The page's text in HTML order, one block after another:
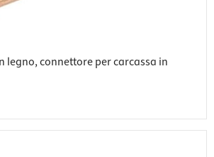
legno, connettore per carcassa in